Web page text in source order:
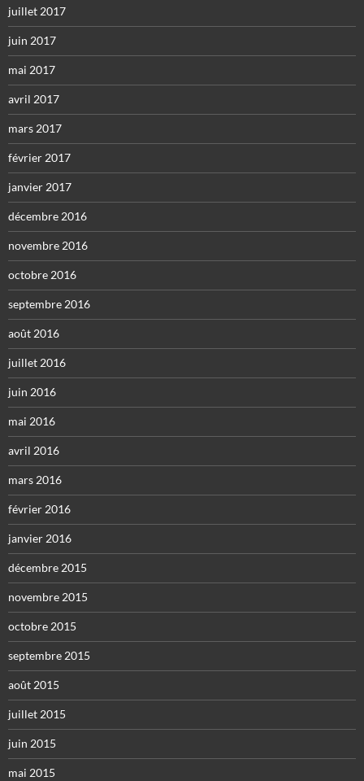
juillet 2017
juin 2017
mai 2017
avril 2017
mars 2017
février 2017
janvier 2017
décembre 2016
novembre 2016
octobre 2016
septembre 2016
août 2016
juillet 2016
juin 2016
mai 2016
avril 2016
mars 2016
février 2016
janvier 2016
décembre 2015
novembre 2015
octobre 2015
septembre 2015
août 2015
juillet 2015
juin 2015
mai 2015